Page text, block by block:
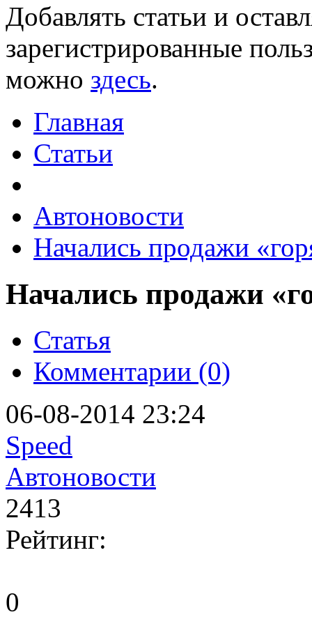
Добавлять статьи и
зарегистрированные
можно здесь.
Главная
Статьи
Автоновости
Начались продажи
Начались продажи
Статья
Комментарии (0)
06-08-2014 23:24
Speed
Автоновости
2413
Рейтинг:
0